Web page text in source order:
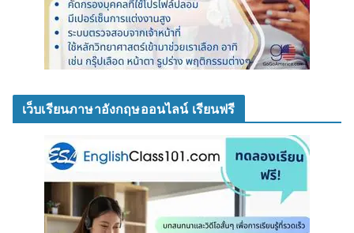
เว็บเรียนภาษาอังกฤษออนไลน์ เรียนฟรี